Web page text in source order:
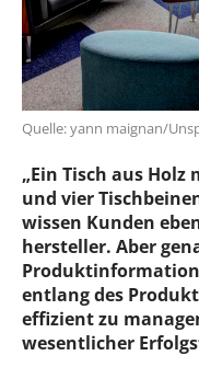
Quelle: yann maignan/
„Ein Tisch aus
und vier
wissen Kunden
hersteller. Aber
entlang des
effizient zu
wesentlicher